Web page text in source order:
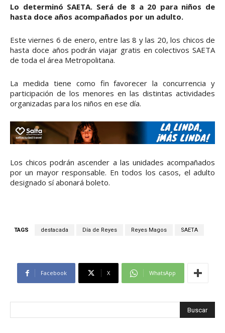
Lo determinó SAETA. Será de 8 a 20 para niños de
hasta doce años acompañados por un adulto.
Este viernes 6 de enero, entre las 8 y las 20, los chicos de
hasta doce años podrán viajar gratis en colectivos SAETA
de toda el área Metropolitana.
La medida tiene como fin favorecer la concurrencia y
participación de los menores en las distintas actividades
organizadas para los niños en ese día.
Los chicos podrán ascender a las unidades acompañados
por un mayor responsable. En todos los casos, el adulto
designado sí abonará boleto.
TAGS destacada Día de Reyes Reyes Magos SAETA
Facebook X WhatsApp